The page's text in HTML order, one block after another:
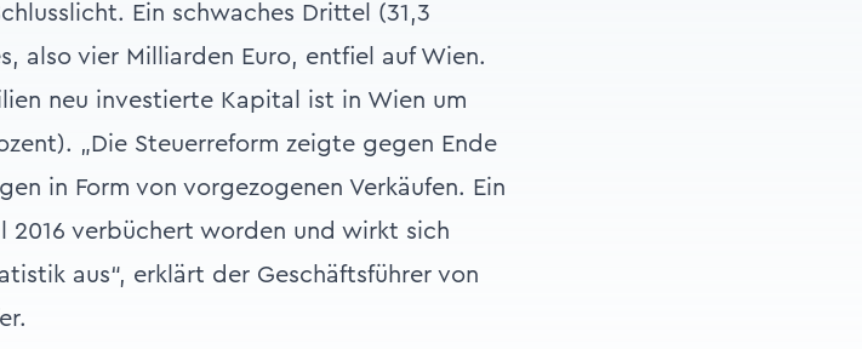
Ein schwaches Drittel (31,3
also vier Milliarden Euro, entfiel auf Wien.
neu investierte Kapital ist in Wien um
„Die Steuerreform zeigte gegen Ende
in Form von vorgezogenen Verkäufen. Ein
verbüchert worden und wirkt sich
aus“, erklärt der Geschäftsführer von